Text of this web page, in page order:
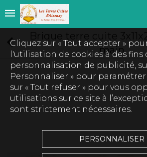
main
Cliquez sur « Tout accepter »
l'utilisation de cookies à des fins
personnalisation de publicité,
Personnaliser » pour paramétrer
sur « Tout refuser » pour vous
utilisations sur ce site à
sont strictement nécessaires.
PERSONNALISER